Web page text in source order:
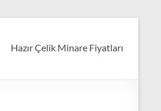
Hazır Çelik Minare Fiyatları